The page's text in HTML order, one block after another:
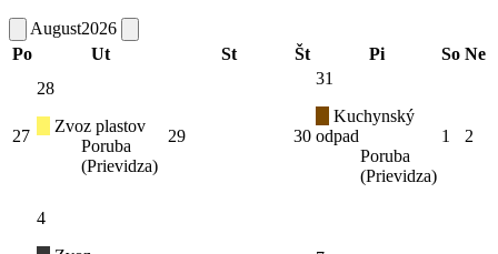
August2026
Po
Ut St Št Pi So Ne
27
28
Zvoz plastov
Poruba
(Prievidza)
29 30
31
Kuchynský
odpad
Poruba
(Prievidza)
1 2
4